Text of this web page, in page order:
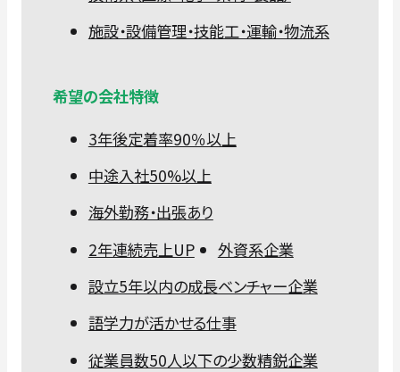
施設・設備管理・技能工・運輸・物流系
希望の会社特徴
3年後定着率90％以上
中途入社50%以上
海外勤務・出張あり
2年連続売上UP
外資系企業
設立5年以内の成長ベンチャー企業
語学力が活かせる仕事
従業員数50人以下の少数精鋭企業